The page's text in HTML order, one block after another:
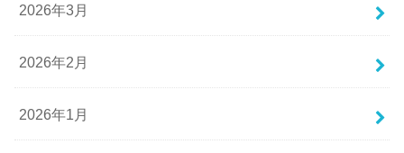
2026年3月
2026年2月
2026年1月